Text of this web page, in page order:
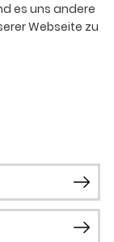
es uns andere
Webseite zu